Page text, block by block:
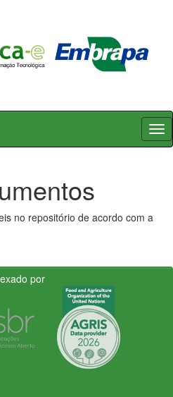
no repositório de acordo com a
por